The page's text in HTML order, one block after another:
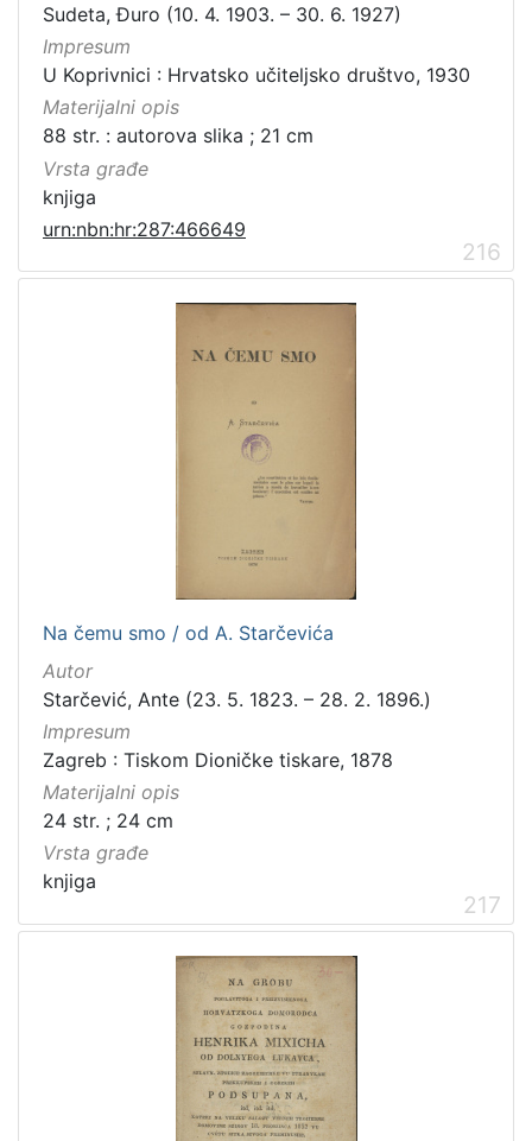
Sudeta, Đuro (10. 4. 1903. – 30. 6. 1927)
Impresum
U Koprivnici : Hrvatsko učiteljsko društvo, 1930
Materijalni opis
88 str. : autorova slika ; 21 cm
Vrsta građe
knjiga
urn:nbn:hr:287:466649
216
Na čemu smo / od A. Starčevića
Autor
Starčević, Ante (23. 5. 1823. – 28. 2. 1896.)
Impresum
Zagreb : Tiskom Dioničke tiskare, 1878
Materijalni opis
24 str. ; 24 cm
Vrsta građe
knjiga
217